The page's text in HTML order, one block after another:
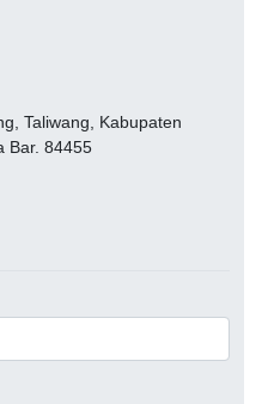
Taliwang, Kabupaten
Bar. 84455